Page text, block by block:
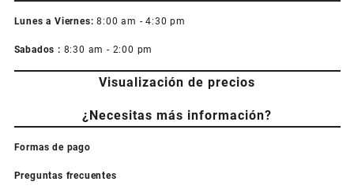
Lunes a Viernes: 8:00 am - 4:30 pm
Sabados : 8:30 am - 2:00 pm
Visualización de precios
¿Necesitas más información?
Formas de pago
Preguntas frecuentes